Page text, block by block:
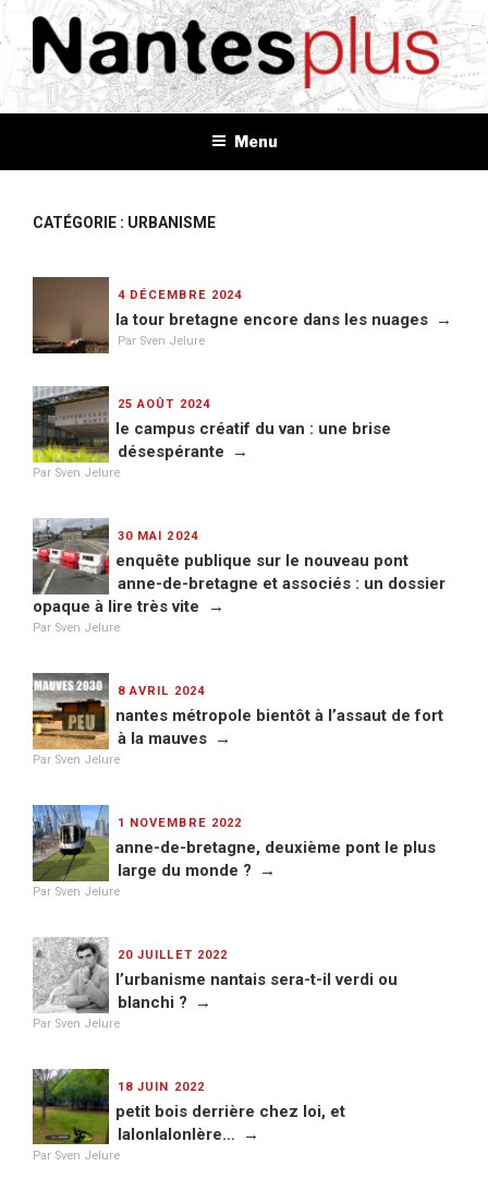
Aller
au
contenu
principal
NANTES+
Plus d'informations, plus d'idées, plus de tout
Menu
CATÉGORIE : URBANISME
PUBLIÉ
4 DÉCEMBRE 2024
la tour bretagne encore dans les nuages
Par Sven Jelure
PUBLIÉ
25 AOÛT 2024
le campus créatif du van : une brise
désespérante
Par Sven Jelure
30 MAI 2024
enquête publique sur le nouveau pont
anne-de-bretagne et associés : un dossier
opaque à lire très vite
Par Sven Jelure
8 AVRIL 2024
nantes métropole bientôt à l’assaut de fort
à la mauves
Par Sven Jelure
1 NOVEMBRE 2022
anne-de-bretagne, deuxième pont le plus
large du monde ?
Par Sven Jelure
20 JUILLET 2022
l’urbanisme nantais sera-t-il verdi ou
blanchi ?
Par Sven Jelure
18 JUIN 2022
petit bois derrière chez loi, et
lalonlalonlère…
Par Sven Jelure